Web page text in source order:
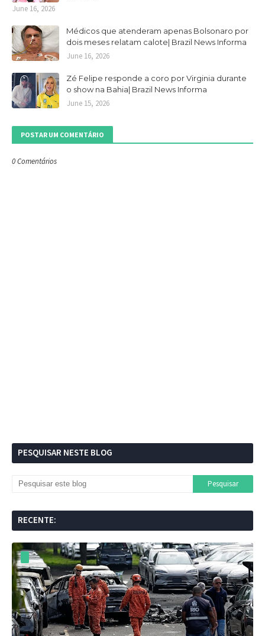
June 16, 2026
Médicos que atenderam apenas Bolsonaro por
dois meses relatam calote| Brazil News Informa
June 16, 2026
Zé Felipe responde a coro por Virginia durante
o show na Bahia| Brazil News Informa
June 15, 2026
POSTAR UM COMENTÁRIO
0 Comentários
PESQUISAR NESTE BLOG
RECENTE: